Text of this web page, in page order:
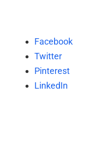
Facebook
Twitter
Pinterest
LinkedIn